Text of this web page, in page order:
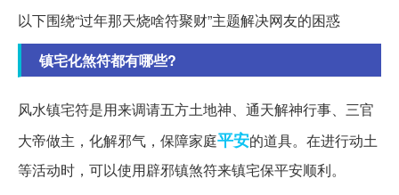
以下围绕“过年那天烧啥符聚财”主题解决网友的困惑
镇宅化煞符都有哪些?
风水镇宅符是用来调请五方土地神、通天解神行事、三官
大帝做主，化解邪气，保障家庭平安的道具。在进行动土
等活动时，可以使用辟邪镇煞符来镇宅保平安顺利。